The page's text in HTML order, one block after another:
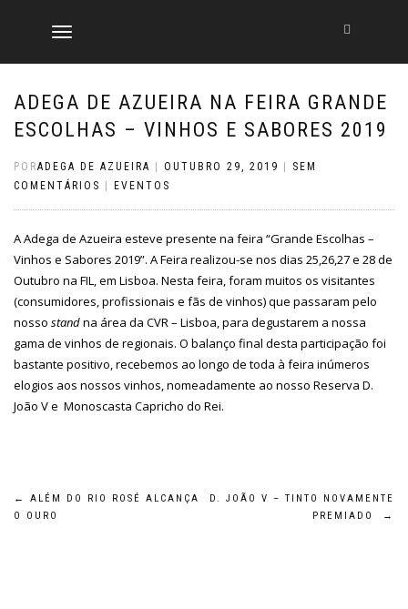
ALTERNAR
NAVEGAÇÃO
ADEGA DE AZUEIRA NA FEIRA GRANDE
ESCOLHAS – VINHOS E SABORES 2019
PORADEGA DE AZUEIRA OUTUBRO 29, 2019
SEM
COMENTÁRIOS
EVENTOS
A Adega de Azueira esteve presente na feira “Grande Escolhas –
Vinhos e Sabores 2019”. A Feira realizou-se nos dias 25,26,27 e 28 de
Outubro na FIL, em Lisboa. Nesta feira, foram muitos os visitantes
(consumidores, profissionais e fãs de vinhos) que passaram pelo
nosso standna área da CVR – Lisboa, para degustarem a nossa
gama de vinhos de regionais. O balanço final desta participação foi
bastante positivo, recebemos ao longo de toda à feira inúmeros
elogios aos nossos vinhos, nomeadamente ao nosso Reserva D.
João V e Monoscasta Capricho do Rei.
Navegação
←
ALÉM DO RIO ROSÉ ALCANÇA
O OURO
D. JOÃO V – TINTO NOVAMENTE
PREMIADO
→